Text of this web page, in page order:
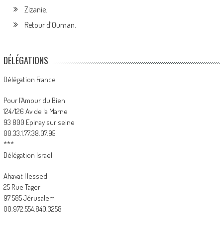
Zizanie.
Retour d’Ouman.
DÉLÉGATIONS
Délégation France
Pour l’Amour du Bien
124/126 Av de la Marne
93 800 Epinay sur seine
00.33.1.77.38.07.95
***
Délégation Israël
Ahavat Hessed
25 Rue Tager
97 585 Jérusalem
00.972.554.840.3258